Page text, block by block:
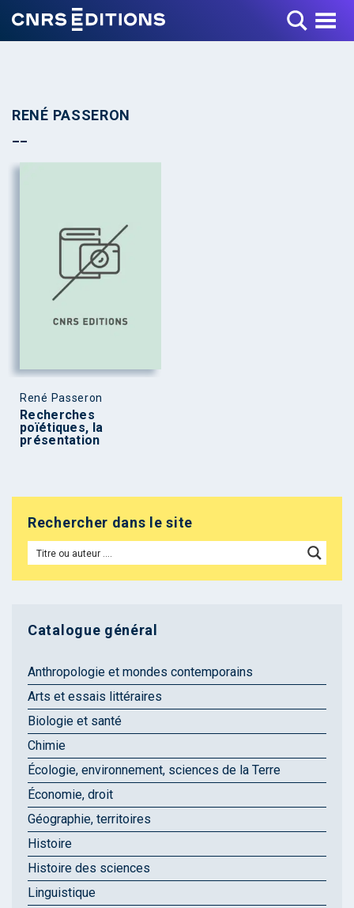
Toggle Menu
RENÉ PASSERON
René Passeron
Recherches
poïétiques, la
présentation
Rechercher dans le site
Catalogue général
Anthropologie et mondes contemporains
Arts et essais littéraires
Biologie et santé
Chimie
Écologie, environnement, sciences de la Terre
Économie, droit
Géographie, territoires
Histoire
Histoire des sciences
Linguistique